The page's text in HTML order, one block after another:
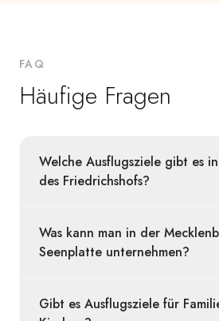
FAQ
Häufige Fragen
Welche Ausflugsziele gibt es
des Friedrichshofs?
Was kann man in der
Seenplatte unternehmen?
Gibt es Ausflugsziele für